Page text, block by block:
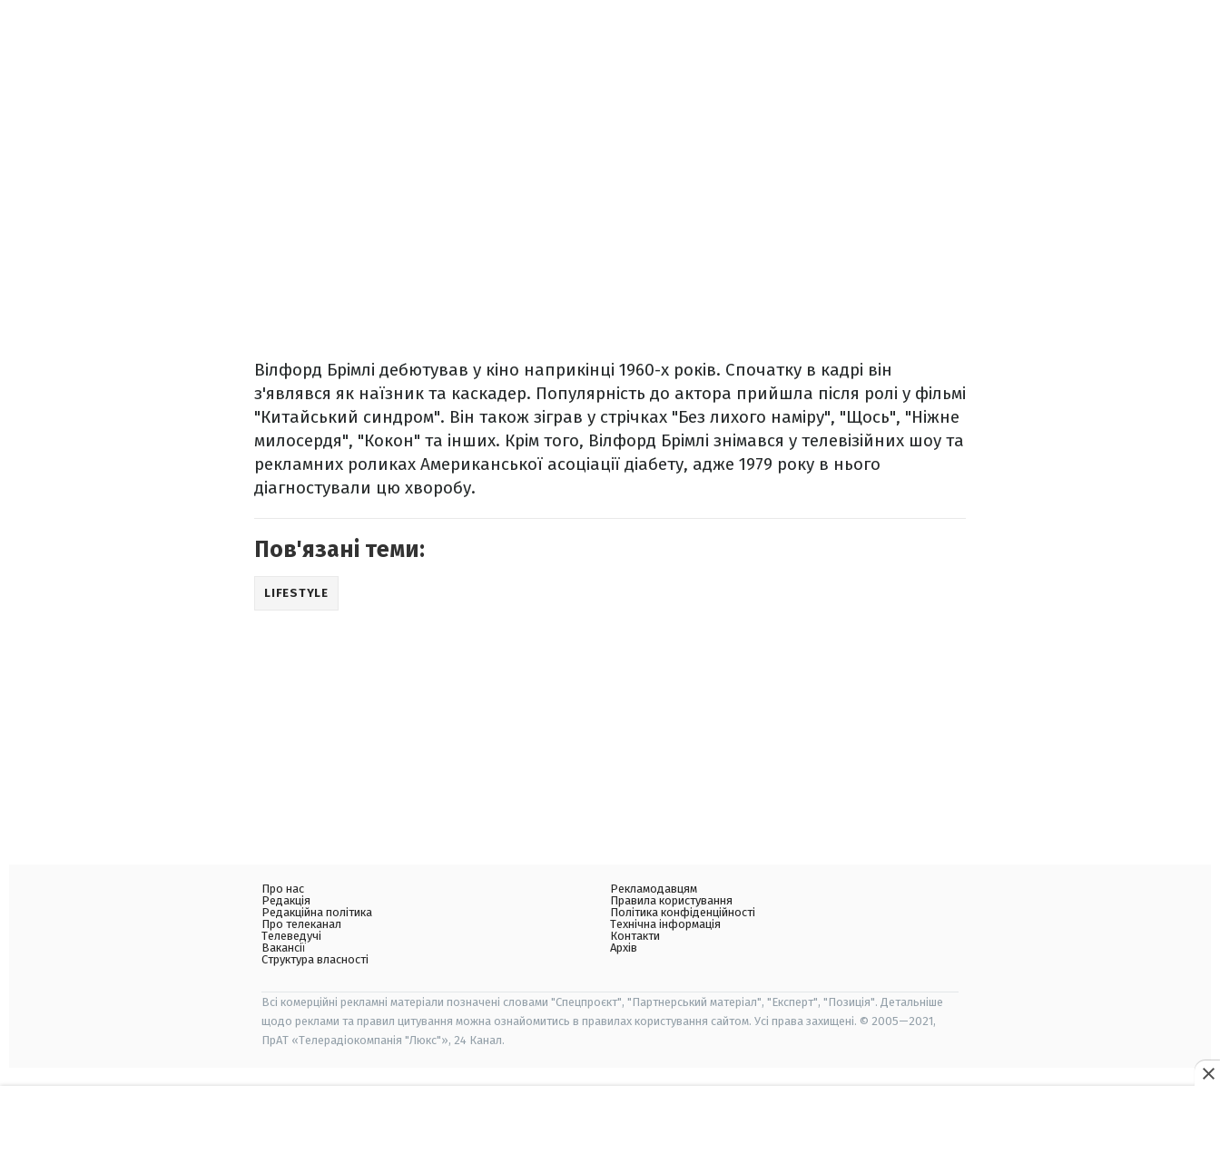
Вілфорд Брімлі дебютував у кіно наприкінці 1960-х років. Спочатку в кадрі він
з'являвся як наїзник та каскадер. Популярність до актора прийшла після ролі у фільмі
"Китайський синдром". Він також зіграв у стрічках "Без лихого наміру", "Щось", "Ніжне
милосердя", "Кокон" та інших. Крім того, Вілфорд Брімлі знімався у телевізійних шоу та
рекламних роликах Американської асоціації діабету, адже 1979 року в нього
діагностували цю хворобу.
Пов'язані теми:
LIFESTYLE
Про нас
Редакція
Редакційна політика
Про телеканал
Телеведучі
Вакансії
Структура власності
Рекламодавцям
Правила користування
Політика конфіденційності
Технічна інформація
Контакти
Архів
Всі комерційні рекламні матеріали позначені словами "Спецпроєкт", "Партнерський матеріал", "Експерт", "Позиція". Детальніше
щодо реклами та правил цитування можна ознайомитись в правилах користування сайтом. Усі права захищені. © 2005—2021,
ПрАТ «Телерадіокомпанія "Люкс"», 24 Канал.